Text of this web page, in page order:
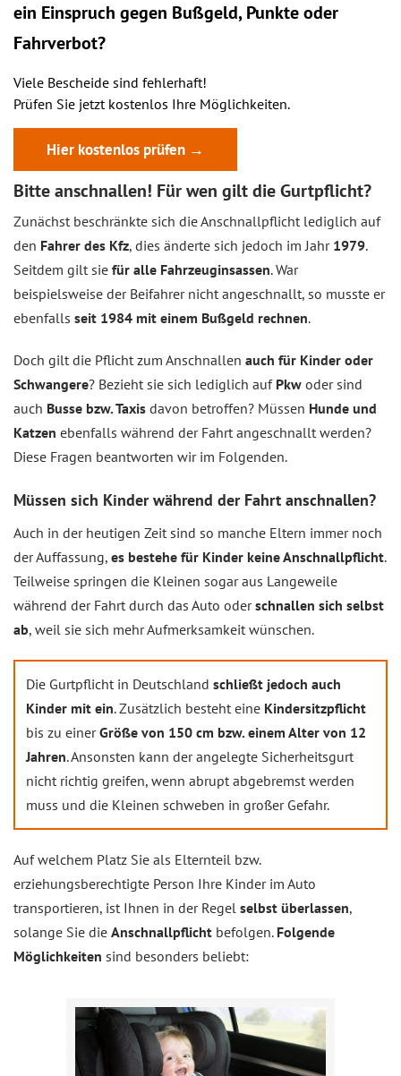
ein Einspruch gegen Bußgeld, Punkte oder
Fahrverbot?
Viele Bescheide sind fehlerhaft!
Prüfen Sie jetzt kostenlos Ihre Möglichkeiten.
Hier kostenlos prüfen →
Bitte anschnallen! Für wen gilt die Gurtpflicht?
Zunächst beschränkte sich die Anschnallpflicht lediglich auf
den Fahrer des Kfz, dies änderte sich jedoch im Jahr 1979.
Seitdem gilt sie für alle Fahrzeuginsassen. War
beispielsweise der Beifahrer nicht angeschnallt, so musste er
ebenfalls seit 1984 mit einem Bußgeld rechnen.
Doch gilt die Pflicht zum Anschnallen auch für Kinder oder
Schwangere? Bezieht sie sich lediglich auf Pkw oder sind
auch Busse bzw. Taxis davon betroffen? Müssen Hunde und
Katzen ebenfalls während der Fahrt angeschnallt werden?
Diese Fragen beantworten wir im Folgenden.
Müssen sich Kinder während der Fahrt anschnallen?
Auch in der heutigen Zeit sind so manche Eltern immer noch
der Auffassung, es bestehe für Kinder keine Anschnallpflicht.
Teilweise springen die Kleinen sogar aus Langeweile
während der Fahrt durch das Auto oderschnallen sich selbst
ab, weil sie sich mehr Aufmerksamkeit wünschen.
Die Gurtpflicht in Deutschland schließt jedoch auch
Kinder mit ein. Zusätzlich besteht eine Kindersitzpflicht
bis zu einerGröße von 150 cm bzw. einem Alter von 12
Jahren. Ansonsten kann der angelegte Sicherheitsgurt
nicht richtig greifen, wenn abrupt abgebremst werden
muss und die Kleinen schweben in großer Gefahr.
Auf welchem Platz Sie als Elternteil bzw.
erziehungsberechtigte Person Ihre Kinder im Auto
transportieren, ist Ihnen in der Regel selbst überlassen,
solange Sie die Anschnallpflicht befolgen. Folgende
Möglichkeiten sind besonders beliebt: